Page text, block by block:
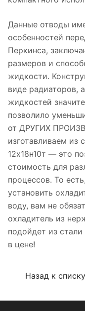
Данные отводы
особенностей
Перкинса,
размеров и
жидкости.
виде радиаторов,
жидкостей
позволило
от ДРУГИХ
изготавливаем из
12х18н10т — это
стоимость для
процессов. То
установить
воду, вам не
охладитель из
подойдет из
в цене!
Назад к списку